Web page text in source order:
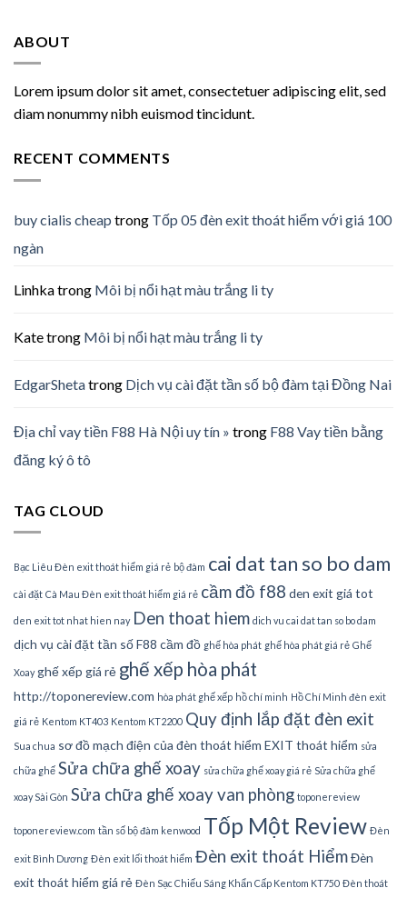
ABOUT
Lorem ipsum dolor sit amet, consectetuer adipiscing elit, sed
diam nonummy nibh euismod tincidunt.
RECENT COMMENTS
buy cialis cheap trong Tốp 05 đèn exit thoát hiểm với giá 100
ngàn
Linhkatrong Môi bị nổi hạt màu trắng li ty
Katetrong Môi bị nổi hạt màu trắng li ty
EdgarShetatrong Dịch vụ cài đặt tần số bộ đàm tại Đồng Nai
Địa chỉ vay tiền F88 Hà Nội uy tín » trong F88 Vay tiền bằng
đăng ký ô tô
TAG CLOUD
Bạc Liêu Đèn exit thoát hiểm giá rẻ bộ đàm cai dat tan so bo dam
cài đặt Cà Mau Đèn exit thoát hiểm giá rẻ cầm đồ f88 den exit giá tot
den exit tot nhat hien nay Den thoat hiem dich vu cai dat tan so bo dam
dịch vụ cài đặt tần sốF88 cầm đồ ghế hòa phát ghế hòa phát giá rẻ Ghế
Xoay ghế xếp giá rẻ ghế xếp hòa phát
http://toponereview.com hòa phát ghế xếp hồ chí minh Hồ Chí Minh đèn exit
giá rẻ Kentom KT403 Kentom KT2200 Quy định lắp đặt đèn exit
Sua chua sơ đồ mạch điện của đèn thoát hiểm EXIT thoát hiểm sửa
chữa ghế Sửa chữa ghế xoay sửa chữa ghế xoay giá rẻ Sửa chữa ghế
xoay Sài Gòn Sửa chữa ghế xoay van phòng toponereview
toponereview.com tần số bộ đàm kenwood Tốp Một Review Đèn
exit Bình Dương Đèn exit lối thoát hiểm Đèn exit thoát HiểmĐèn
exit thoát hiểm giá rẻ Đèn Sạc Chiếu Sáng Khẩn Cấp Kentom KT750 Đèn thoát